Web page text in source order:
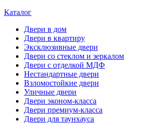
Каталог
Двери в дом
Двери в квартиру
Эксклюзивные двери
Двери со стеклом и зеркалом
Двери с отделкой МДФ
Нестандартные двери
Взломостойкие двери
Уличные двери
Двери эконом-класса
Двери премиум-класса
Двери для таунхауса